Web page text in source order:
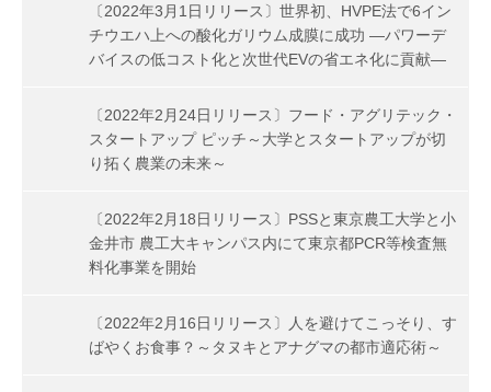
〔2022年3月1日リリース〕世界初、HVPE法で6イン
チウエハ上への酸化ガリウム成膜に成功 ―パワーデ
バイスの低コスト化と次世代EVの省エネ化に貢献―
〔2022年2月24日リリース〕フード・アグリテック・
スタートアップ ピッチ～大学とスタートアップが切
り拓く農業の未来～
〔2022年2月18日リリース〕PSSと東京農工大学と小
金井市 農工大キャンパス内にて東京都PCR等検査無
料化事業を開始
〔2022年2月16日リリース〕人を避けてこっそり、す
ばやくお食事？～タヌキとアナグマの都市適応術～